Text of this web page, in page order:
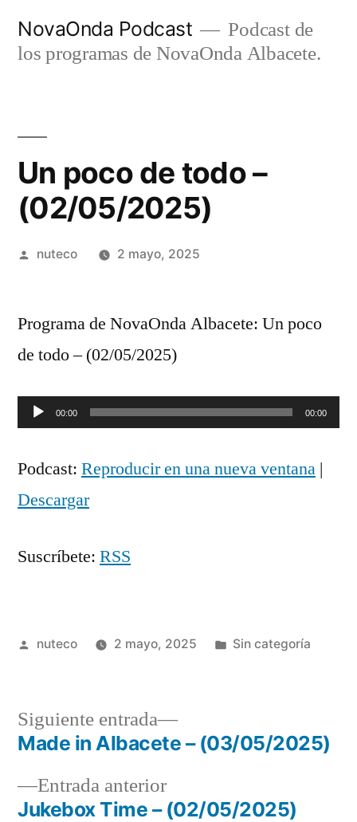
NovaOnda Podcast
Podcast de
los programas de NovaOnda Albacete.
Un poco de todo –
(02/05/2025)
Publicada
nuteco 2 mayo, 2025
Programa de NovaOnda Albacete: Un poco
de todo – (02/05/2025)
Reproductor
audio
00:00 00:00
Podcast: Reproducir en una nueva ventana |
Descargar
Suscríbete: RSS
Publicada
nuteco 2 mayo, 2025
Publicada
Sin categoría
Navegación
deEntrada anteriorEntrada
anterior:
Jukebox Time – (02/05/2025)
Siguiente entrada
Siguiente
entrada:
Made in Albacete – (03/05/2025)